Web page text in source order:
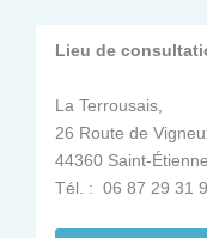
Lieu de
La Terrousais,
26 Route de
44360 Saint-
Tél. : 06 87 29 31